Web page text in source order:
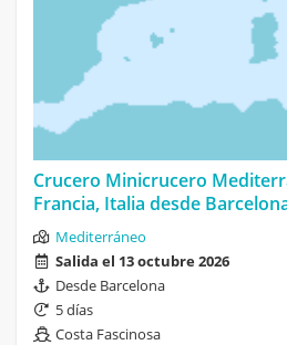
Crucero Minicrucero
Francia, Italia desde
Mediterráneo
Salida el 13 octubre 2026
Desde Barcelona
5 días
Costa Fascinosa